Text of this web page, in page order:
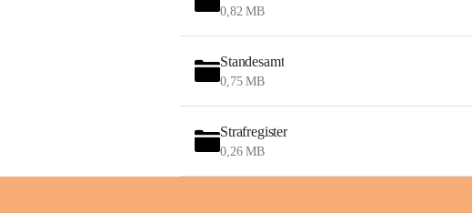
0,82 MB
Standesamt
0,75 MB
Strafregister
0,26 MB